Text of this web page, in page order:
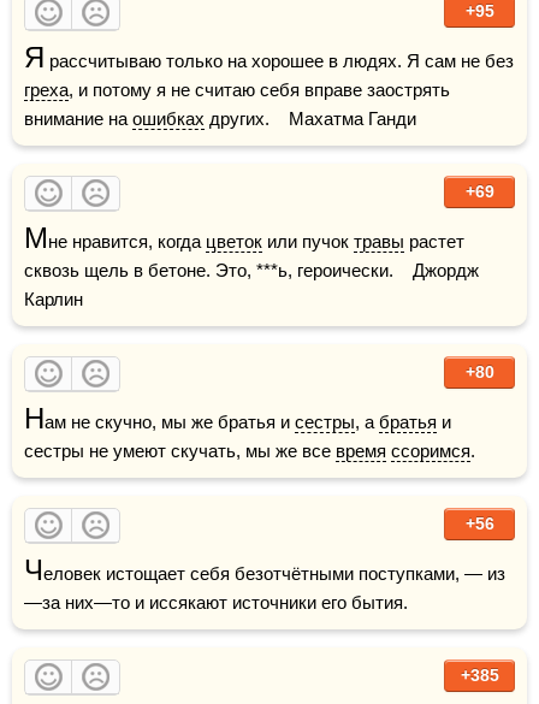
+95
Я
греха, и потому я не считаю себя вправе заострять
внимание на ошибках других.    Махатма Ганди
+69
Мне нравится, когда цветок или пучок травы растет
сквозь щель в бетоне. Это, ***ь, героически.    Джордж
Карлин
+80
Нам не скучно, мы же братья и сестры, а братья и
сестры не умеют скучать, мы же все время ссоримся.
+56
Человек истощает себя безотчётными поступками, — из
—за них—то и иссякают источники его бытия.
+385